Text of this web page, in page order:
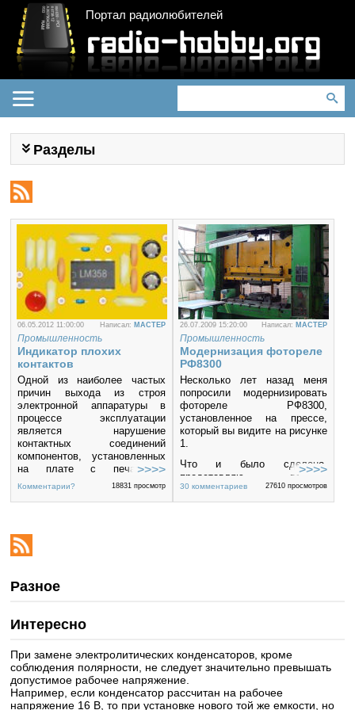
Портал радиолюбителей
Разделы
06.05.2012 11:00:00 Написал: MACTEP
Промышленность
Индикатор плохих
контактов
Одной из наиболее частых
причин выхода из строя
электронной аппаратуры в
процессе эксплуатации
является нарушение
контактных соединений
компонентов, установленных
на плате с печатными
проводниками. Это могут
быть разрывы окислившихся
разрывы в пайке вследствие
механических или тепловых
воздействий на эти
некачественные пайки,
соединения, вызывающих их
коррозию, и ряд других
Комментарии? 18831 просмотр
26.07.2009 15:20:00 Написал: MACTEP
Промышленность
Модернизация фотореле
РФ8300
Несколько лет назад меня
попросили модернизировать
фотореле РФ8300,
установленное на прессе,
который вы видите на рисунке
1.
Что и было сделано,
представляю вашему
вниманию то, что получилось.
30 комментариев 27610 просмотров
Разное
Интересно
При замене электролитических конденсаторов, кроме
соблюдения полярности, не следует значительно превышать
допустимое рабочее напряжение.
Например, если конденсатор рассчитан на рабочее
напряжение 16 В, то при установке нового той же емкости, но